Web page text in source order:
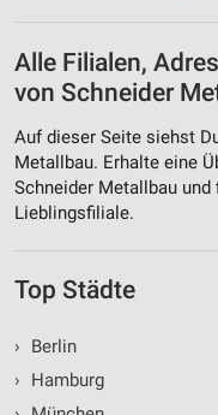
Alle Filialen,
von Schneider
Auf dieser Seite siehst
Metallbau. Erhalte eine
Schneider Metallbau
Lieblingsfiliale.
Top Städte
›
Berlin
›
Hamburg